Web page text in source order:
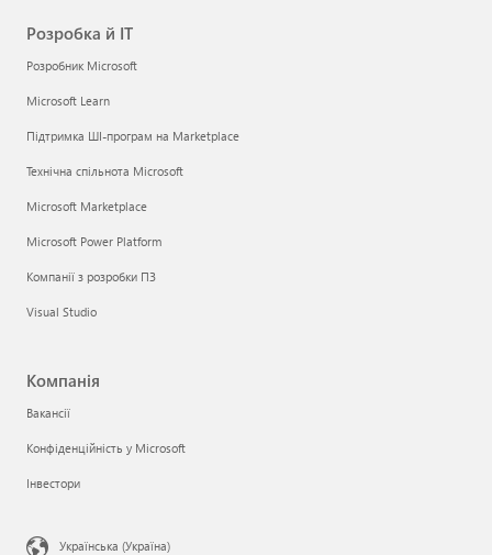
Розробка й ІТ
Розробник Microsoft
Microsoft Learn
Підтримка ШІ-програм на Marketplace
Технічна спільнота Microsoft
Microsoft Marketplace
Microsoft Power Platform
Компанії з розробки ПЗ
Visual Studio
Компанія
Вакансії
Конфіденційність у Microsoft
Інвестори
Українська (Україна)